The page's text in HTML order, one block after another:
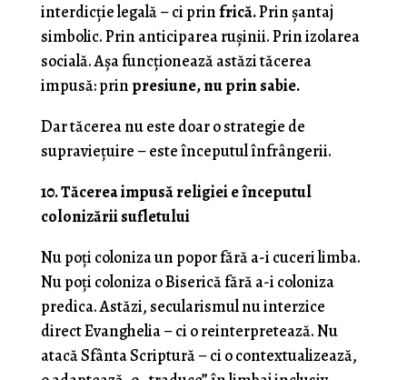
interdicție legală – ci prinfrică.Prin șantaj
simbolic. Prin anticiparea rușinii. Prin izolarea
socială. Așa funcționează astăzi tăcerea
impusă: prin presiune, nu prin sabie.
Dar tăcerea nu este doar o strategie de
supraviețuire – este începutul înfrângerii.
10. Tăcerea impusă religiei e începutul
colonizării sufletului
Nu poți coloniza un popor fără a-i cuceri limba.
Nu poți coloniza o Biserică fără a-i coloniza
predica. Astăzi, secularismul nu interzice
direct Evanghelia – ci o reinterpretează. Nu
atacă Sfânta Scriptură – ci o contextualizează,